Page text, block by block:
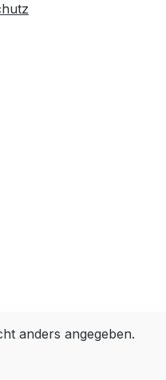
anders angegeben.